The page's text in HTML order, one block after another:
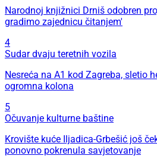
Narodnoj knjižnici Drniš odobren
gradimo zajednicu čitanjem'
4
Sudar dvaju teretnih vozila
Nesreća na A1 kod Zagreba, sletio
ogromna kolona
5
Očuvanje kulturne baštine
Krovište kuće Iljadica-Grbešić još
ponovno pokrenula savjetovanje